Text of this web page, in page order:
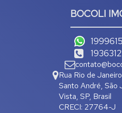
BOCOLI
Rua Rio de Janeiro
Santo André, São
Vista, SP, Brasil
CRECI: 27764-J